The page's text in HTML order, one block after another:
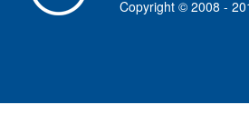
Copyright © 2008 -